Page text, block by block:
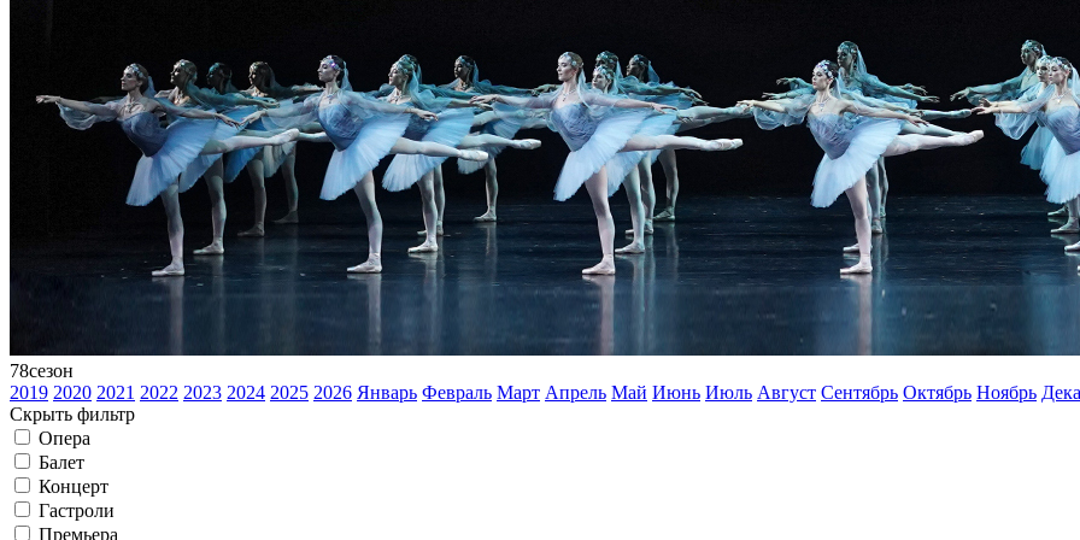
78сезон
2019 2020 2021 2022 2023 2024 2025 2026 Январь Февраль Март Апрель Май Июнь Июль Август Сентябрь Октябрь Ноябрь
Скрыть фильтр
Опера
Балет
Концерт
Гастроли
Премьера